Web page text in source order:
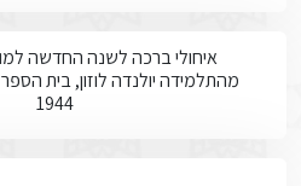
איחולי ברכה לשנה החדשה
מהתלמידה יולנדה לוזון, בית
1944